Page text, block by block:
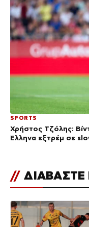
SPORTS
Χρήστος Τζόλης:
Έλληνα εξτρέμ σε
// ΔΙΑΒΑΣΤΕ